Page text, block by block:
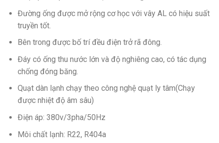
Đường ống được mở rộng cơ học với vây AL có hiệu suất
truyền tốt.
Bên trong được bố trí đều điện trở rã đông.
Đáy có ống thu nước lớn và độ nghiêng cao, có tác dụng
chống đóng băng.
Quạt dàn lạnh chạy theo công nghệ quạt ly tâm(Chạy
được nhiệt độ âm sâu)
Điện áp: 380v/3pha/50Hz
Môi chất lạnh: R22, R404a